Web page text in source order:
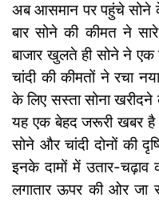
अब आसमान पर पहुंचे सोने
बार सोने की कीमत ने
बाजार खुलते ही सोने ने एक
चांदी की कीमतों ने रचा
के लिए सस्ता सोना
यह एक बेहद जरूरी खबर
सोने और चांदी दोनों की
इनके दामों में उतार-चढ़ाव
लगातार ऊपर की ओर जा